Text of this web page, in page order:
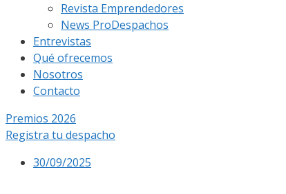
Revista Emprendedores
News ProDespachos
Entrevistas
Qué ofrecemos
Nosotros
Contacto
Premios 2026
Registra tu despacho
30/09/2025